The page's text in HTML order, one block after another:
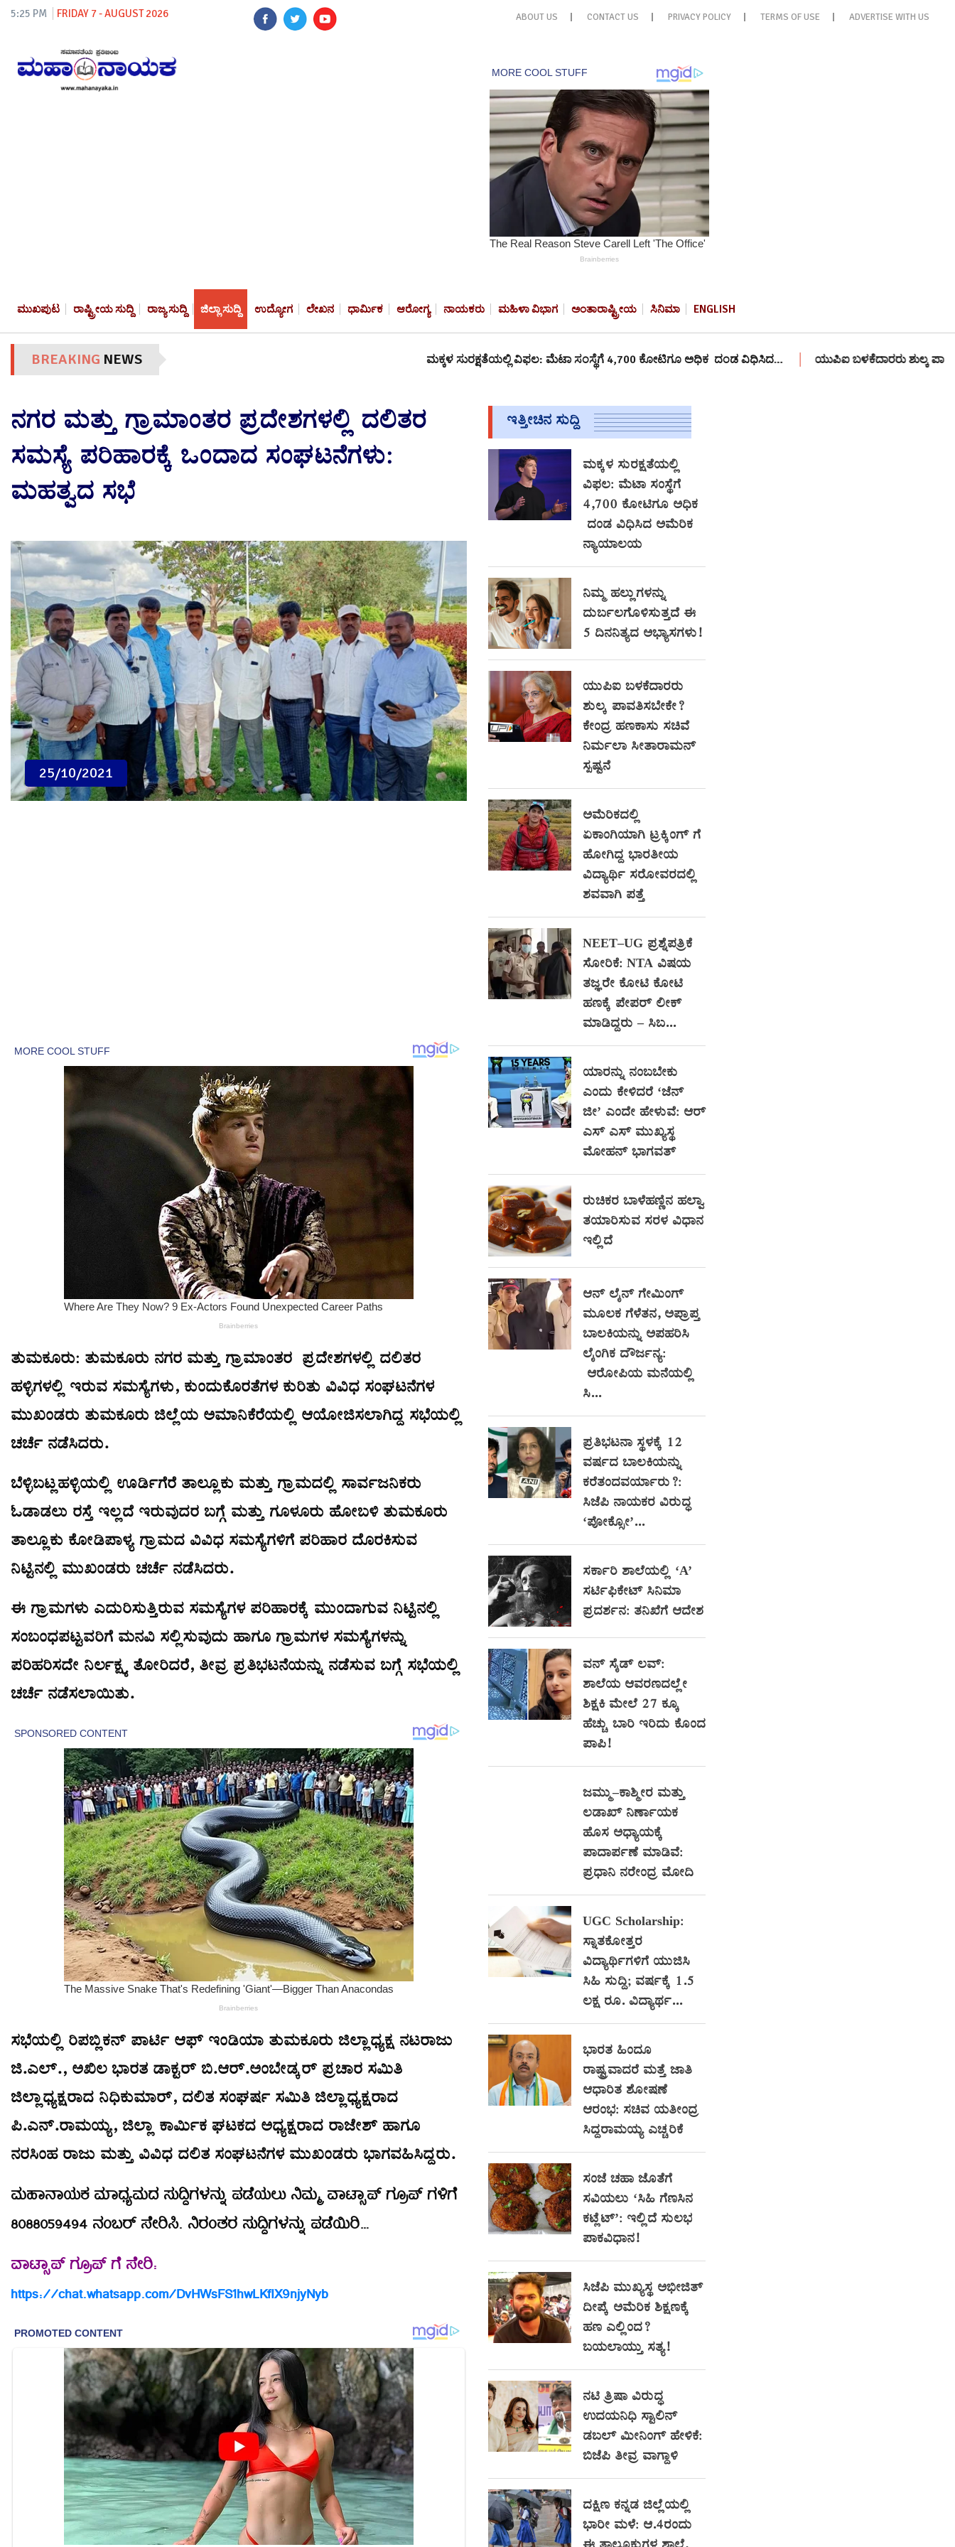
5:25 PM FRIDAY 7 - AUGUST 2026 ABOUT US CONTACT US PRIVACY POLICY TERMS OF USE ADVERTISE WITH US
ಮುಖಪುಟ ರಾಷ್ಟ್ರೀಯ ಸುದ್ದಿ ರಾಜ್ಯ ಸುದ್ದಿ ಜಿಲ್ಲಾ ಸುದ್ದಿ ಉದ್ಯೋಗ ಲೇಖನ ಧಾರ್ಮಿಕ ಆರೋಗ್ಯ ನಾಯಕರು ಮಹಿಳಾ ವಿಭಾಗ ಅಂತಾರಾಷ್ಟ್ರೀಯ ಸಿನಿಮಾ ENGLISH
BREAKING NEWS ಮಕ್ಕಳ ಸುರಕ್ಷತೆಯಲ್ಲಿ ವಿಫಲ: ಮೆಟಾ ಸಂಸ್ಥೆಗೆ 4,700 ಕೋಟಿಗೂ ಅಧಿಕ ದಂಡ ವಿಧಿಸಿದ… ಯುಪಿಐ ಬಳಕೆದಾರರು ಶುಲ್ಕ ಪಾವತಿಸಬೇಕೇ?
ನಗರ ಮತ್ತು ಗ್ರಾಮಾಂತರ ಪ್ರದೇಶಗಳಲ್ಲಿ ದಲಿತರ
ಸಮಸ್ಯೆ ಪರಿಹಾರಕ್ಕೆ ಒಂದಾದ ಸಂಘಟನೆಗಳು:
ಮಹತ್ವದ ಸಭೆ
25/10/2021
ತುಮಕೂರು: ತುಮಕೂರು ನಗರ ಮತ್ತು ಗ್ರಾಮಾಂತರ ಪ್ರದೇಶಗಳಲ್ಲಿ ದಲಿತರ
ಹಳ್ಳಿಗಳಲ್ಲಿ ಇರುವ ಸಮಸ್ಯೆಗಳು, ಕುಂದುಕೊರತೆಗಳ ಕುರಿತು ವಿವಿಧ ಸಂಘಟನೆಗಳ
ಮುಖಂಡರು ತುಮಕೂರು ಜಿಲ್ಲೆಯ ಅಮಾನಿಕೆರೆಯಲ್ಲಿ ಆಯೋಜಿಸಲಾಗಿದ್ದ ಸಭೆಯಲ್ಲಿ
ಚರ್ಚೆ ನಡೆಸಿದರು.
ಬೆಳ್ಳಿಬಟ್ಲಹಳ್ಳಿಯಲ್ಲಿ ಊರ್ಡಿಗೆರೆ ತಾಲ್ಲೂಕು ಮತ್ತು ಗ್ರಾಮದಲ್ಲಿ ಸಾರ್ವಜನಿಕರು
ಓಡಾಡಲು ರಸ್ತೆ ಇಲ್ಲದೆ ಇರುವುದರ ಬಗ್ಗೆ ಮತ್ತು ಗೂಳೂರು ಹೋಬಳಿ ತುಮಕೂರು
ತಾಲ್ಲೂಕು ಕೋಡಿಪಾಳ್ಯ ಗ್ರಾಮದ ವಿವಿಧ ಸಮಸ್ಯೆಗಳಿಗೆ ಪರಿಹಾರ ದೊರಕಿಸುವ
ನಿಟ್ಟಿನಲ್ಲಿ ಮುಖಂಡರು ಚರ್ಚೆ ನಡೆಸಿದರು.
ಈ ಗ್ರಾಮಗಳು ಎದುರಿಸುತ್ತಿರುವ ಸಮಸ್ಯೆಗಳ ಪರಿಹಾರಕ್ಕೆ ಮುಂದಾಗುವ ನಿಟ್ಟಿನಲ್ಲಿ
ಸಂಬಂಧಪಟ್ಟವರಿಗೆ ಮನವಿ ಸಲ್ಲಿಸುವುದು ಹಾಗೂ ಗ್ರಾಮಗಳ ಸಮಸ್ಯೆಗಳನ್ನು
ಪರಿಹರಿಸದೇ ನಿರ್ಲಕ್ಷ್ಯ ತೋರಿದರೆ, ತೀವ್ರ ಪ್ರತಿಭಟನೆಯನ್ನು ನಡೆಸುವ ಬಗ್ಗೆ ಸಭೆಯಲ್ಲಿ
ಚರ್ಚೆ ನಡೆಸಲಾಯಿತು.
ಸಭೆಯಲ್ಲಿ ರಿಪಬ್ಲಿಕನ್ ಪಾರ್ಟಿ ಆಫ್ ಇಂಡಿಯಾ ತುಮಕೂರು ಜಿಲ್ಲಾಧ್ಯಕ್ಷ ನಟರಾಜು
ಜಿ.ಎಲ್., ಅಖಿಲ ಭಾರತ ಡಾಕ್ಟರ್ ಬಿ.ಆರ್.ಅಂಬೇಡ್ಕರ್ ಪ್ರಚಾರ ಸಮಿತಿ
ಜಿಲ್ಲಾಧ್ಯಕ್ಷರಾದ ನಿಧಿಕುಮಾರ್, ದಲಿತ ಸಂಘರ್ಷ ಸಮಿತಿ ಜಿಲ್ಲಾಧ್ಯಕ್ಷರಾದ
ಪಿ.ಎನ್.ರಾಮಯ್ಯ, ಜಿಲ್ಲಾ ಕಾರ್ಮಿಕ ಘಟಕದ ಅಧ್ಯಕ್ಷರಾದ ರಾಜೇಶ್ ಹಾಗೂ
ನರಸಿಂಹ ರಾಜು ಮತ್ತು ವಿವಿಧ ದಲಿತ ಸಂಘಟನೆಗಳ ಮುಖಂಡರು ಭಾಗವಹಿಸಿದ್ದರು.
ಮಹಾನಾಯಕ ಮಾಧ್ಯಮದ ಸುದ್ದಿಗಳನ್ನು ಪಡೆಯಲು ನಿಮ್ಮ ವಾಟ್ಸಾಪ್ ಗ್ರೂಪ್ ಗಳಿಗೆ
8088059494 ನಂಬರ್ ಸೇರಿಸಿ. ನಿರಂತರ ಸುದ್ದಿಗಳನ್ನು ಪಡೆಯಿರಿ…
ವಾಟ್ಸಾಪ್ ಗ್ರೂಪ್ ಗೆ ಸೇರಿ:
https://chat.whatsapp.com/DvHWsFS1hwLKfIX9njyNyb
ಇತ್ತೀಚಿನ ಸುದ್ದಿ
ಮಕ್ಕಳ ಸುರಕ್ಷತೆಯಲ್ಲಿ
ವಿಫಲ: ಮೆಟಾ ಸಂಸ್ಥೆಗೆ
4,700 ಕೋಟಿಗೂ ಅಧಿಕ
ದಂಡ ವಿಧಿಸಿದ ಅಮೆರಿಕ
ನ್ಯಾಯಾಲಯ
ನಿಮ್ಮ ಹಲ್ಲುಗಳನ್ನು
ದುರ್ಬಲಗೊಳಿಸುತ್ತದೆ ಈ
5 ದಿನನಿತ್ಯದ ಅಭ್ಯಾಸಗಳು!
ಯುಪಿಐ ಬಳಕೆದಾರರು
ಶುಲ್ಕ ಪಾವತಿಸಬೇಕೇ?
ಕೇಂದ್ರ ಹಣಕಾಸು ಸಚಿವೆ
ನಿರ್ಮಲಾ ಸೀತಾರಾಮನ್
ಸ್ಪಷ್ಟನೆ
ಅಮೆರಿಕದಲ್ಲಿ
ಏಕಾಂಗಿಯಾಗಿ ಟ್ರಕ್ಕಿಂಗ್ ಗೆ
ಹೋಗಿದ್ದ ಭಾರತೀಯ
ವಿದ್ಯಾರ್ಥಿ ಸರೋವರದಲ್ಲಿ
ಶವವಾಗಿ ಪತ್ತೆ
NEET–UG ಪ್ರಶ್ನೆಪತ್ರಿಕೆ
ಸೋರಿಕೆ: NTA ವಿಷಯ
ತಜ್ಞರೇ ಕೋಟಿ ಕೋಟಿ
ಹಣಕ್ಕೆ ಪೇಪರ್ ಲೀಕ್
ಮಾಡಿದ್ದರು – ಸಿಬ...
ಯಾರನ್ನು ನಂಬಬೇಕು
ಎಂದು ಕೇಳಿದರೆ ‘ಜೆನ್
ಜೀ’ ಎಂದೇ ಹೇಳುವೆ: ಆರ್‌
ಎಸ್ ಎಸ್ ಮುಖ್ಯಸ್ಥ
ಮೋಹನ್ ಭಾಗವತ್
ರುಚಿಕರ ಬಾಳೆಹಣ್ಣಿನ ಹಲ್ವಾ
ತಯಾರಿಸುವ ಸರಳ ವಿಧಾನ
ಇಲ್ಲಿದೆ
ಆನ್‌ ಲೈನ್ ಗೇಮಿಂಗ್‌
ಮೂಲಕ ಗೆಳೆತನ, ಅಪ್ರಾಪ್ತ
ಬಾಲಕಿಯನ್ನು ಅಪಹರಿಸಿ
ಲೈಂಗಿಕ ದೌರ್ಜನ್ಯ:
ಆರೋಪಿಯ ಮನೆಯಲ್ಲಿ
ಸಿ...
ಪ್ರತಿಭಟನಾ ಸ್ಥಳಕ್ಕೆ 12
ವರ್ಷದ ಬಾಲಕಿಯನ್ನು
ಕರೆತಂದವರ್ಯಾರು?:
ಸಿಜೆಪಿ ನಾಯಕರ ವಿರುದ್ಧ
‘ಪೋಕ್ಸೋ’...
ಸರ್ಕಾರಿ ಶಾಲೆಯಲ್ಲಿ ‘A’
ಸರ್ಟಿಫಿಕೇಟ್ ಸಿನಿಮಾ
ಪ್ರದರ್ಶನ: ತನಿಖೆಗೆ ಆದೇಶ
ವನ್ ಸೈಡ್ ಲವ್:
ಶಾಲೆಯ ಆವರಣದಲ್ಲೇ
ಶಿಕ್ಷಕಿ ಮೇಲೆ 27 ಕ್ಕೂ
ಹೆಚ್ಚು ಬಾರಿ ಇರಿದು ಕೊಂದ
ಪಾಪಿ!
ಜಮ್ಮು–ಕಾಶ್ಮೀರ ಮತ್ತು
ಲಡಾಖ್ ನಿರ್ಣಾಯಕ
ಹೊಸ ಅಧ್ಯಾಯಕ್ಕೆ
ಪಾದಾರ್ಪಣೆ ಮಾಡಿವೆ:
ಪ್ರಧಾನಿ ನರೇಂದ್ರ ಮೋದಿ
UGC Scholarship:
ಸ್ನಾತಕೋತ್ತರ
ವಿದ್ಯಾರ್ಥಿಗಳಿಗೆ ಯುಜಿಸಿ
ಸಿಹಿ ಸುದ್ದಿ; ವರ್ಷಕ್ಕೆ 1.5
ಲಕ್ಷ ರೂ. ವಿದ್ಯಾರ್ಥ...
ಭಾರತ ಹಿಂದೂ
ರಾಷ್ಟ್ರವಾದರೆ ಮತ್ತೆ ಜಾತಿ
ಆಧಾರಿತ ಶೋಷಣೆ
ಆರಂಭ: ಸಚಿವ ಯತೀಂದ್ರ
ಸಿದ್ದರಾಮಯ್ಯ ಎಚ್ಚರಿಕೆ
ಸಂಜೆ ಚಹಾ ಜೊತೆಗೆ
ಸವಿಯಲು ‘ಸಿಹಿ ಗೆಣಸಿನ
ಕಟ್ಲೆಟ್’: ಇಲ್ಲಿದೆ ಸುಲಭ
ಪಾಕವಿಧಾನ!
ಸಿಜೆಪಿ ಮುಖ್ಯಸ್ಥ ಅಭೀಜಿತ್
ದೀಪ್ಕೆ ಅಮೆರಿಕ ಶಿಕ್ಷಣಕ್ಕೆ
ಹಣ ಎಲ್ಲಿಂದ?
ಬಯಲಾಯ್ತು ಸತ್ಯ!
ನಟಿ ತ್ರಿಷಾ ವಿರುದ್ಧ
ಉದಯನಿಧಿ ಸ್ಟಾಲಿನ್
ಡಬಲ್ ಮೀನಿಂಗ್ ಹೇಳಿಕೆ:
ಬಿಜೆಪಿ ತೀವ್ರ ವಾಗ್ದಾಳಿ
ದಕ್ಷಿಣ ಕನ್ನಡ ಜಿಲ್ಲೆಯಲ್ಲಿ
ಭಾರೀ ಮಳೆ: ಆ.4ರಂದು